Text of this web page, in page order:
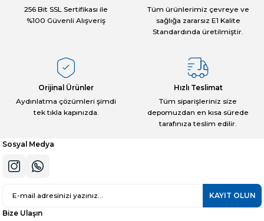
Ürün bilgilerinde hatalar bulunuyor.
Ürün fiyatı diğer sitelerden daha pahalı.
256 Bit SSL Sertifikası ile
%100 Güvenli Alışveriş
Tüm ürünlerimiz çevreye ve
sağlığa zararsız E1 Kalite
Standardında üretilmiştir.
Orijinal Ürünler
Aydınlatma çözümleri şimdi
tek tıkla kapınızda.
Hızlı Teslimat
Tüm siparişleriniz size
depomuzdan en kısa sürede
tarafınıza teslim edilir.
Sosyal Medya
KAYIT OLUN
Bize Ulaşın